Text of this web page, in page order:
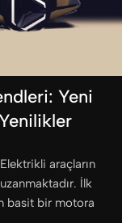
Yeni
araçların
İlk
basit bir motora